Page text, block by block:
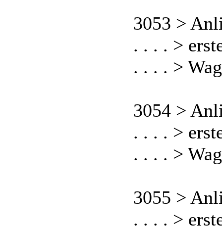
3053 >
. . . . >
. . . . >
3054 >
. . . . >
. . . . >
3055 >
. . . . >